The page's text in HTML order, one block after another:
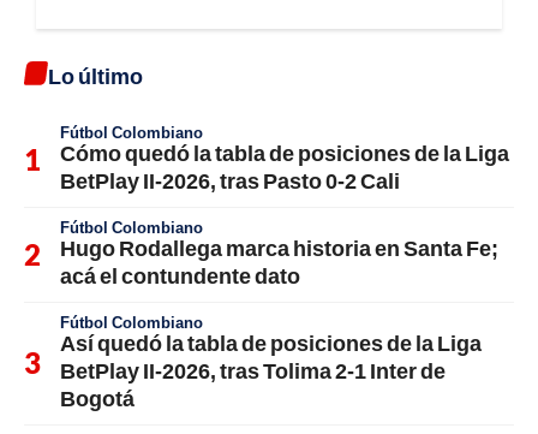
Lo último
Fútbol Colombiano
Cómo quedó la tabla de posiciones de la Liga
BetPlay II-2026, tras Pasto 0-2 Cali
Fútbol Colombiano
Hugo Rodallega marca historia en Santa Fe;
acá el contundente dato
Fútbol Colombiano
Así quedó la tabla de posiciones de la Liga
BetPlay II-2026, tras Tolima 2-1 Inter de
Bogotá